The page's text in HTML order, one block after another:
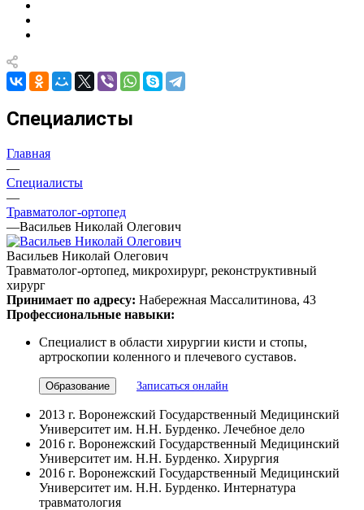
Специалисты
Главная
—
Специалисты
—
Травматолог-ортопед
—Васильев Николай Олегович
Васильев Николай Олегович
Травматолог-ортопед, микрохирург, реконструктивный
хирург
Принимает по адресу: Набережная Массалитинова, 43
Профессиональные навыки:
Специалист в области хирургии кисти и стопы,
артроскопии коленного и плечевого суставов.
Образование Записаться онлайн
2013 г. Воронежский Государственный Медицинский
Университет им. Н.Н. Бурденко. Лечебное дело
2016 г. Воронежский Государственный Медицинский
Университет им. Н.Н. Бурденко. Хирургия
2016 г. Воронежский Государственный Медицинский
Университет им. Н.Н. Бурденко. Интернатура
травматология